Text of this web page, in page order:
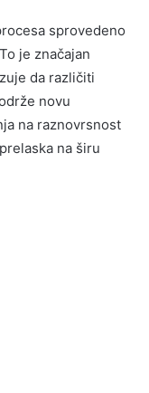
sprovedeno
je značajan
da različiti
novu
na raznovrsnost
na širu